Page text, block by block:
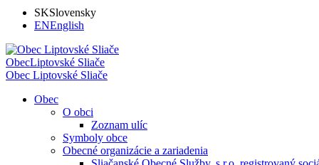
SKSlovensky
ENEnglish
ObecLiptovské Sliače
Obec Liptovské Sliače
Obec
O obci
Zoznam ulíc
Symboly obce
Obecné organizácie a zariadenia